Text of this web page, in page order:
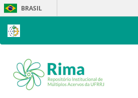
Skip
navigation
BRASIL